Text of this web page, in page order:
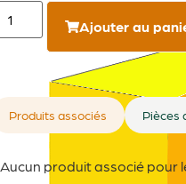
Ajouter au
Produits associés Pièces
Aucun produit associé pour